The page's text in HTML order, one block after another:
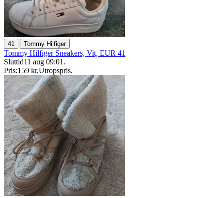
41 | Tommy Hilfiger
Tommy Hilfiger Sneakers, Vit, EUR 41
Sluttid11 aug 09:01 .
Pris:159 kr,Utropspris.